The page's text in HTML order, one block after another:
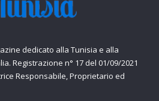
dedicato alla Tunisia e alla
Registrazione n° 17 del 01/09/2021
Responsabile, Proprietario ed